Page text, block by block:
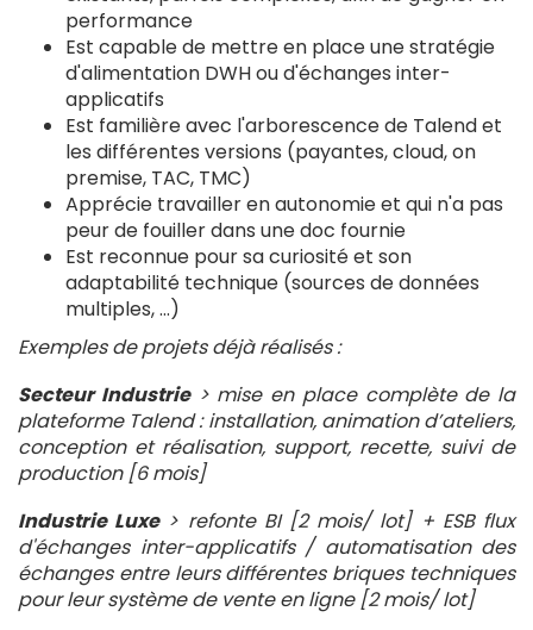
performance
Est capable de mettre en place une stratégie
d'alimentation DWH ou d'échanges inter-
applicatifs
Est familière avec l'arborescence de Talend et
les différentes versions (payantes, cloud, on
premise, TAC, TMC)
Apprécie travailler en autonomie et qui n'a pas
peur de fouiller dans une doc fournie
Est reconnue pour sa curiosité et son
adaptabilité technique (sources de données
multiples, ...)
Exemples de projets déjà réalisés :
Secteur Industrie> mise en place complète de la
plateforme Talend : installation, animation d’ateliers,
conception et réalisation, support, recette, suivi de
production [6 mois]
Industrie Luxe> refonte BI [2 mois/ lot] + ESB flux
d'échanges inter-applicatifs / automatisation des
échanges entre leurs différentes briques techniques
pour leur système de vente en ligne [2 mois/ lot]